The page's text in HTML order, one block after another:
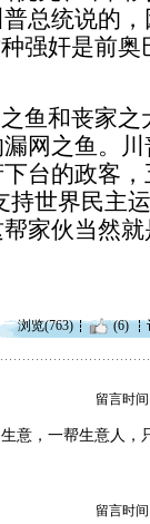
总统说的
强奸是前
鱼和丧家
网之鱼。
台的政客
持世界民主
家伙当然
浏览(763) (6)
留言时间
意，一帮生意人，
留言时间